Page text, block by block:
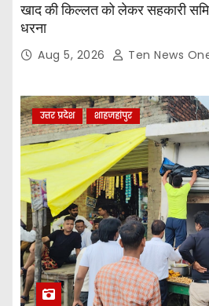
खाद की किल्लत को लेकर सहकारी
धरना
Aug 5, 2026 Ten News
उत्तर प्रदेश शाहजहांपुर